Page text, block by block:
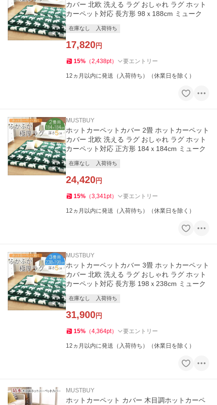
カバー 北欧 洗える ラグ おしゃれ ラグ ホット
カーペット対応 長方形 98ｘ188cm ミューク
在庫なし 入荷待ち
17,820円
15% （2,438pt） 要エントリー
12ヵ月以内に発送（入荷待ち）（休業日を除く）
MUSTBUY
ホットカーペットカバー 2畳 ホットカーペット
カバー 北欧 洗える ラグ おしゃれ ラグ ホット
カーペット対応 正方形 184ｘ184cm ミューク
在庫なし 入荷待ち
24,420円
15% （3,341pt） 要エントリー
12ヵ月以内に発送（入荷待ち）（休業日を除く）
MUSTBUY
ホットカーペットカバー 3畳 ホットカーペット
カバー 北欧 洗える ラグ おしゃれ ラグ ホット
カーペット対応 長方形 198ｘ238cm ミューク
在庫なし 入荷待ち
31,900円
15% （4,364pt） 要エントリー
12ヵ月以内に発送（入荷待ち）（休業日を除く）
MUSTBUY
ホットカーペット カバー 木目調ホットカーペ